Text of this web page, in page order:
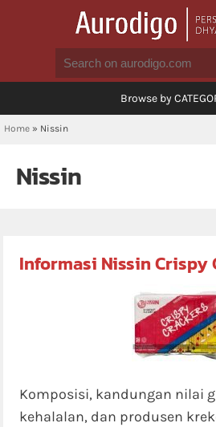
Browse by
Home » Nissin
Nissin
Informasi Nissin Crispy
Komposisi, kandungan nilai
kehalalan, dan produsen